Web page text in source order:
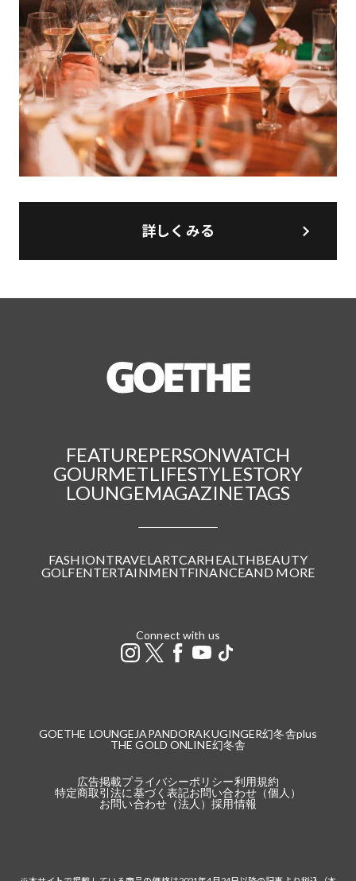
詳しくみる
FEATUREPERSONWATCH
GOURMETLIFESTYLESTORY
LOUNGEMAGAZINETAGS
FASHIONTRAVEL ARTCARHEALTHBEAUTY
GOLFENTERTAINMENTFINANCEAND MORE
Connect with us
GOETHE LOUNGE JAPANDORAKUGINGER幻冬舎plus
THE GOLD ONLINE幻冬舎
広告掲載プライバシーポリシー利用規約
特定商取引法に基づく表記お問い合わせ（個人）
お問い合わせ（法人）採用情報